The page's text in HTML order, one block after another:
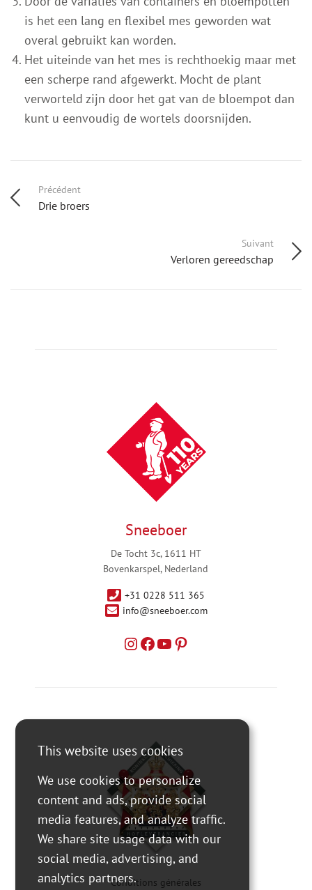
is het een lang en flexibel mes geworden wat
overal gebruikt kan worden.
Het uiteinde van het mes is rechthoekig maar met
een scherpe rand afgewerkt. Mocht de plant
verworteld zijn door het gat van de bloempot dan
kunt u eenvoudig de wortels doorsnijden.
Précédent
Drie broers
Suivant
Verloren gereedschap
Sneeboer
De Tocht 3c, 1611 HT
Bovenkarspel, Nederland
+31 0228 511 365
info@sneeboer.com
Conditions générales
This website uses cookies
We use cookies to personalize
content and ads, provide social
media features, and analyze traffic.
We share site usage data with our
social media, advertising, and
analytics partners.